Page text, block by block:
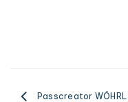
Passcreator